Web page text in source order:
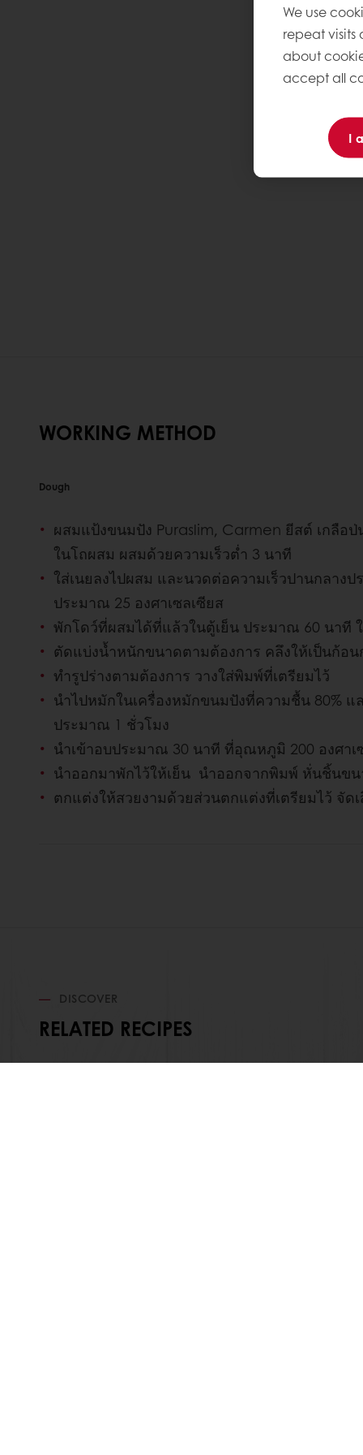
WORKING METHOD
Dough
ผสมแป้งขนมปัง Puraslim, Carmen ยีสต์ เกลือ
ในโถผสม ผสมด้วยความเร็วต่ำ 3 นาที
ใส่เนยลงไปผสม และนวดต่อความเร็วปานกลา
ประมาณ 25 องศาเซลเซียส
พักโดว์ที่ผสมได้ที่แล้วในตู้เย็น ประมาณ 60 นาที
ตัดแบ่งน้ำหนักขนาดตามต้องการ คลึงให้เป็นก้อ
ทำรูปร่างตามต้องการ วางใส่พิมพ์ที่เตรียมไว้
นำไปหมักในเครื่องหมักขนมปังที่ความชื้น 80% แ
ประมาณ 1 ชั่วโมง
นำเข้าอบประมาณ 30 นาที ที่อุณหภูมิ 200 องศาเ
นำออกมาพักไว้ให้เย็น นำออกจากพิมพ์ หั่นชิ้นข
ตกแต่งให้สวยงามด้วยส่วนตกแต่งที่เตรียมไว้ จัด
DISCOVER
RELATED RECIPES
We use
repeat visits
about
accept all
I